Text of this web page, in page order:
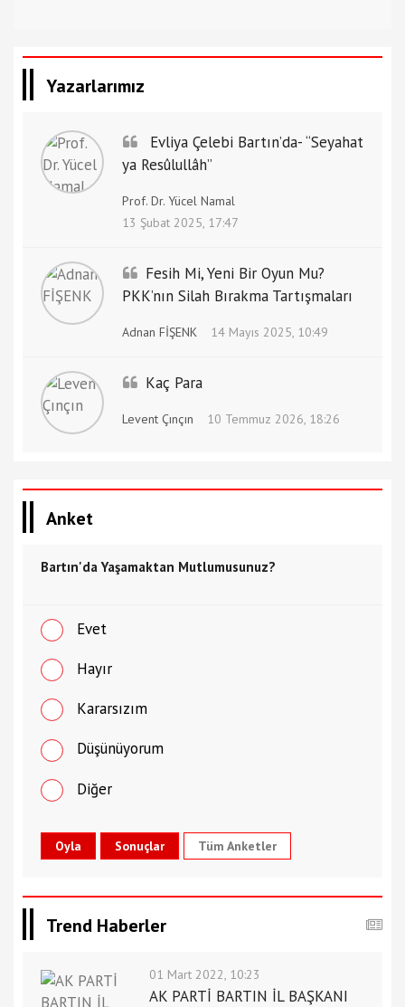
Yazarlarımız
Evliya Çelebi Bartın’da- “Seyahat
ya Resûlullâh”
Prof. Dr. Yücel Namal
13 Şubat 2025, 17:47
Fesih Mi, Yeni Bir Oyun Mu?
PKK’nın Silah Bırakma Tartışmaları
Adnan FİŞENK 14 Mayıs 2025, 10:49
Kaç Para
Levent Çınçın 10 Temmuz 2026, 18:26
Anket
Bartın'da Yaşamaktan Mutlumusunuz?
Evet
Hayır
Kararsızım
Düşünüyorum
Diğer
Tüm Anketler
Trend Haberler
01 Mart 2022, 10:23
AK PARTİ BARTIN İL BAŞKANI